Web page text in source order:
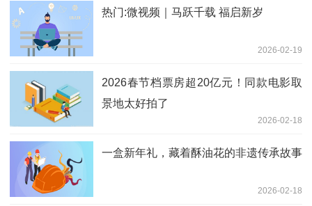
热门:微视频｜马跃千载 福启新岁
2026-02-19
2026春节档票房超20亿元！同款电影取
景地太好拍了
2026-02-18
一盒新年礼，藏着酥油花的非遗传承故事
2026-02-18